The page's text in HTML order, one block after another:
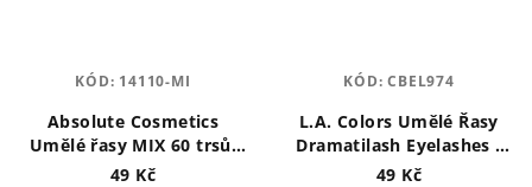
Absolute Cosmetics
Umělé řasy MIX 60 trsů,
černé
49 Kč
KÓD: 14110-MI
L.A. Colors Umělé Řasy
Dramatilash Eyelashes -
Delightful
49 Kč
KÓD:CBEL974